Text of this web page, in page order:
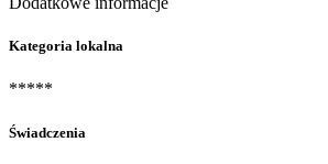
Kategoria lokalna
*****
Świadczenia